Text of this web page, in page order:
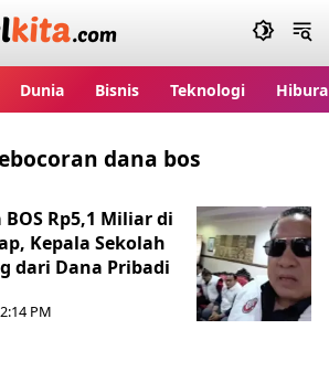
Artikelkita.com
Dunia Bisnis Teknologi
dana bos
Rp5,1 Miliar di
Kepala Sekolah
dari Dana Pribadi
PM